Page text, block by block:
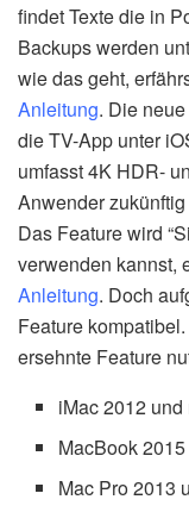
findet Texte die in
Backups werden
wie das geht,
Anleitung. Die
die TV-App unter
umfasst 4K HDR-
Anwender
Das Feature wird
verwenden kannst,
Anleitung. Doch
Feature
ersehnte Feature
iMac 2012 und
MacBook
Mac Pro 2013